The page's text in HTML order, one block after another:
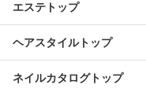
エステトップ
ヘアスタイルトップ
ネイルカタログトップ